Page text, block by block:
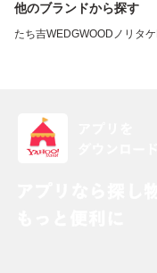
他のブランドから探す
たち吉WEDGWOOD ノリタケ